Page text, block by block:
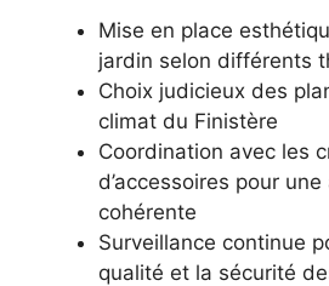
Mise en place
jardin selon différents
Choix judicieux des
climat du Finistère
Coordination avec les
d’accessoires pour
cohérente
Surveillance continue
qualité et la sécurité